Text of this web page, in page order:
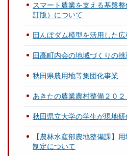
スマート農業を支える基盤
訂版）について
田んぼダム模型を活用した
田高町内会の地域づくりの挑
秋田県農用地等集団化事業
あきたの農業農村整備２０２
秋田県立大学の学生が現地研
【農林水産部農地整備課】
制定について